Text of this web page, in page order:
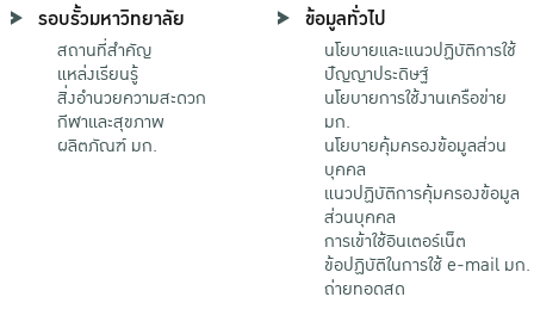
รอบรั้วมหาวิทยาลัย
สถานที่สำคัญ
แหล่งเรียนรู้
สิ่งอำนวยความสะดวก
กีฬาและสุขภาพ
ผลิตภัณฑ์ มก.
ข้อมูลทั่วไป
นโยบายและแนวปฏิบัติการใช้
ปัญญาประดิษฐ์
นโยบายการใช้งานเครือข่าย
มก.
นโยบายคุ้มครองข้อมูลส่วน
บุคคล
แนวปฏิบัติการคุ้มครองข้อมูล
ส่วนบุคคล
การเข้าใช้อินเตอร์เน็ต
ข้อปฏิบัติในการใช้ e-mail มก.
ถ่ายทอดสด